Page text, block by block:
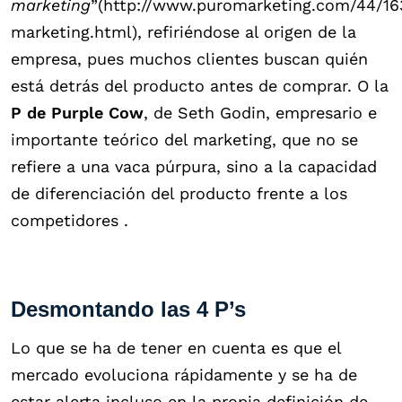
marketing”(http://www.puromarketing.com/44/
marketing.html), refiriéndose al origen de la
empresa, pues muchos clientes buscan quién
está detrás del producto antes de comprar. O la
P de Purple Cow, de Seth Godin, empresario e
importante teórico del marketing, que no se
refiere a una vaca púrpura, sino a la capacidad
de diferenciación del producto frente a los
competidores .
Desmontando las 4 P’s
Lo que se ha de tener en cuenta es que el
mercado evoluciona rápidamente y se ha de